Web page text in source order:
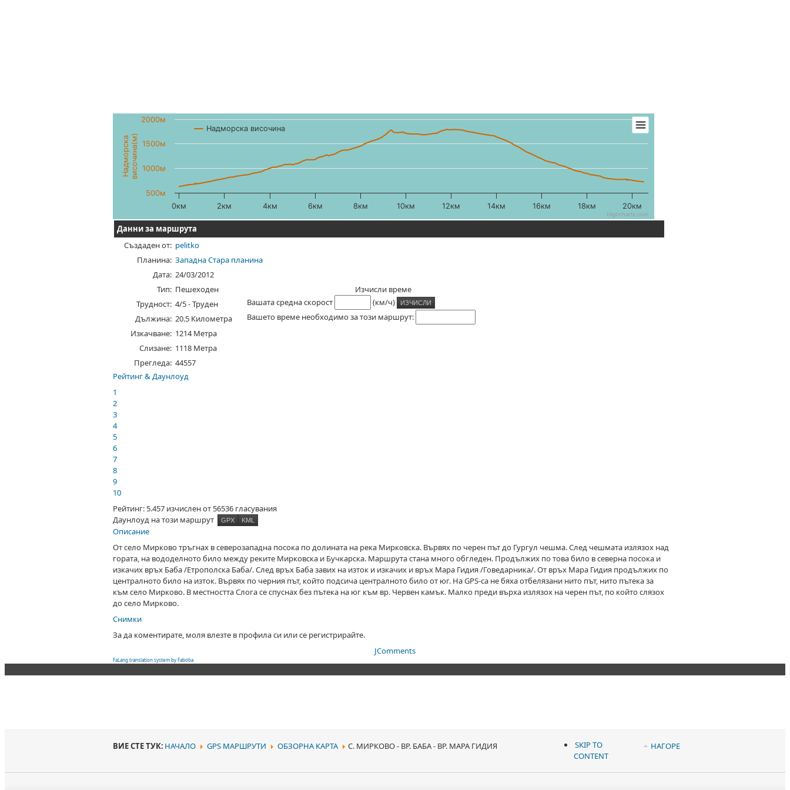
Надморскависочина(м)
Надморска височина
0км 2км 4км 6км 8км 10км 12км 14км 16км 18км 20км
500м
1000м
1500м
2000м
Highcharts.com
Данни за маршрута
Създаден от: pelitko
Изчисли време
Вашата средна скорост
(км/ч)
Вашето време необходимо за този маршрут:
Планина: Западна Стара планина
Дата: 24/03/2012
Тип: Пешеходен
Трудност: 4/5 - Труден
Дължина: 20.5 Километра
Изкачване: 1214 Метра
Слизане: 1118 Метра
Прегледа: 44557
Рейтинг & Даунлоуд
1
2
3
4
5
6
7
8
9
10
Рейтинг: 5.457 изчислен от 56536 гласувания
Даунлоуд на този маршрут
GPX KML
Описание
От село Мирково тръгнах в северозападна посока по долината на река Мирковска. Вървях по черен път до Гургул чешма. След чешмата излязох над
гората, на вододелното било между реките Мирковска и Бучкарска. Маршрута стана много обгледен. Продължих по това било в северна посока и
изкачих връх Баба /Етрополска Баба/. След връх Баба завих на изток и изкачих и връх Мара Гидия /Говедарника/. От връх Мара Гидия продължих по
централното било на изток. Вървях по черния път, който подсича централното било от юг. На GPS-са не бяха отбелязани нито път, нито пътека за
към село Мирково. В местността Слога се спуснах без пътека на юг към вр. Червен камък. Малко преди върха излязох на черен път, по който слязох
до село Мирково.
Снимки
За да коментирате, моля влезте в профила си или се регистрирайте.
JComments
FaLang translation system by Faboba
ВИЕ СТЕ ТУК: НАЧАЛО GPS MАРШРУТИ ОБЗОРНА КАРТА С. МИРКОВО - ВР. БАБА - ВР. МАРА ГИДИЯ НАГОРЕ
SKIP TO
CONTENT